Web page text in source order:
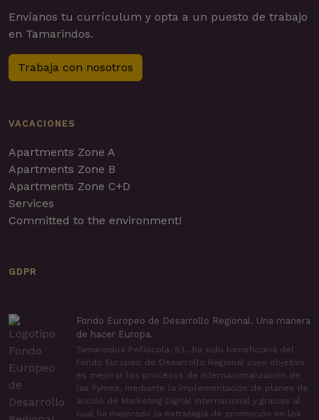
Envíanos tu currículum y opta a un puesto de trabajo
en Tamarindos.
Trabaja con nosotros
VACACIONES
Apartments Zone A
Apartments Zone B
Apartments Zone C+D
Services
Committed to the environment!
GDPR
Fondo Europeo de Desarrollo Regional. Una manera
de hacer Europa.
Tamarindos Peñíscola, S.L. ha sido beneficiaria del
Fondo Europeo de Desarrollo Regional cuyo objetivo
es mejorar los procesos de internacionalización de
las Pymes, mediante la implementación de planes de
acción de Marketing Digital Internacional y gracias al
cual ha mejorado la estrategia de promoción en los